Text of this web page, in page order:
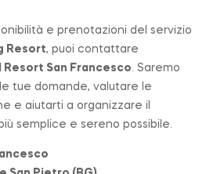
e prenotazioni del servizio
Resort, puoi contattare
Resort San Francesco . Saremo
tue domande, valutare le
e aiutarti a organizzare il
semplice e sereno possibile.